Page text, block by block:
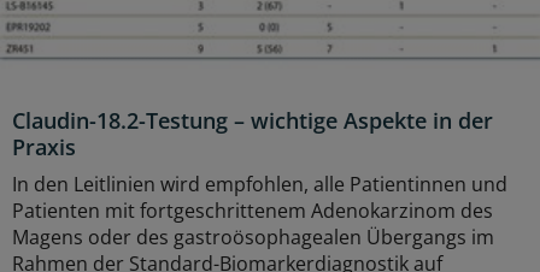
Claudin-18.2-Testung – wichtige Aspekte in der
Praxis
In den Leitlinien wird empfohlen, alle Patientinnen und
Patienten mit fortgeschrittenem Adenokarzinom des
Magens oder des gastroösophagealen Übergangs im
Rahmen der Standard-Biomarkerdiagnostik auf